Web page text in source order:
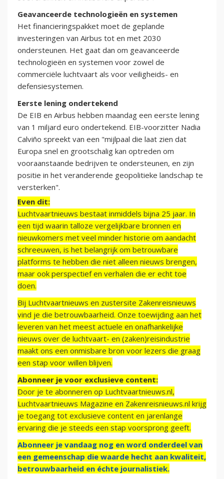
Geavanceerde technologieën en systemen
Het financieringspakket moet de geplande
investeringen van Airbus tot en met 2030
ondersteunen. Het gaat dan om geavanceerde
technologieën en systemen voor zowel de
commerciële luchtvaart als voor veiligheids- en
defensiesystemen.
Eerste lening ondertekend
De EIB en Airbus hebben maandag een eerste lening
van 1 miljard euro ondertekend. EIB-voorzitter Nadia
Calviño spreekt van een "mijlpaal die laat zien dat
Europa snel en grootschalig kan optreden om
vooraanstaande bedrijven te ondersteunen, en zijn
positie in het veranderende geopolitieke landschap te
versterken".
Even dit:
Luchtvaartnieuws bestaat inmiddels bijna 25 jaar. In
een tijd waarin talloze vergelijkbare bronnen en
nieuwkomers met veel minder historie om aandacht
schreeuwen, is het belangrijk om betrouwbare
platforms te hebben die niet alleen nieuws brengen,
maar ook perspectief en verhalen die er echt toe
doen.
Bij Luchtvaartnieuws en zustersite Zakenreisnieuws
vind je die betrouwbaarheid. Onze toewijding aan het
leveren van het meest actuele en onafhankelijke
nieuws over de luchtvaart- en (zaken)reisindustrie
maakt ons een onmisbare bron voor lezers die graag
een stap voor willen blijven.
Abonneer je voor exclusieve content:
Door je te abonneren op Luchtvaartnieuws.nl,
Luchtvaartnieuws Magazine en Zakenreisnieuws.nl krijg
je toegang tot exclusieve content en jarenlange
ervaring die je steeds een stap voorsprong geeft.
Abonneer je vandaag nog en word onderdeel van
een gemeenschap die waarde hecht aan kwaliteit,
betrouwbaarheid en échte journalistiek.